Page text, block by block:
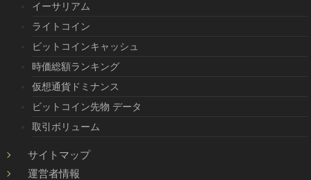
イーサリアム
ライトコイン
ビットコインキャッシュ
時価総額ランキング
仮想通貨ドミナンス
ビットコイン先物 データ
取引ボリューム
サイトマップ
運営者情報